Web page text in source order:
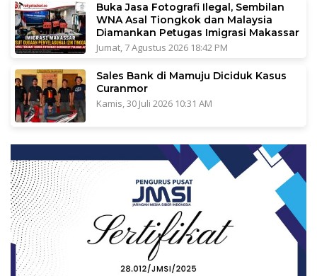
Buka Jasa Fotografi Ilegal, Sembilan
WNA Asal Tiongkok dan Malaysia
Diamankan Petugas Imigrasi Makassar
Jumat, 7 Agustus 2026 18:42 PM
Sales Bank di Mamuju Diciduk Kasus
Curanmor
Kamis, 30 Juli 2026 10:31 AM